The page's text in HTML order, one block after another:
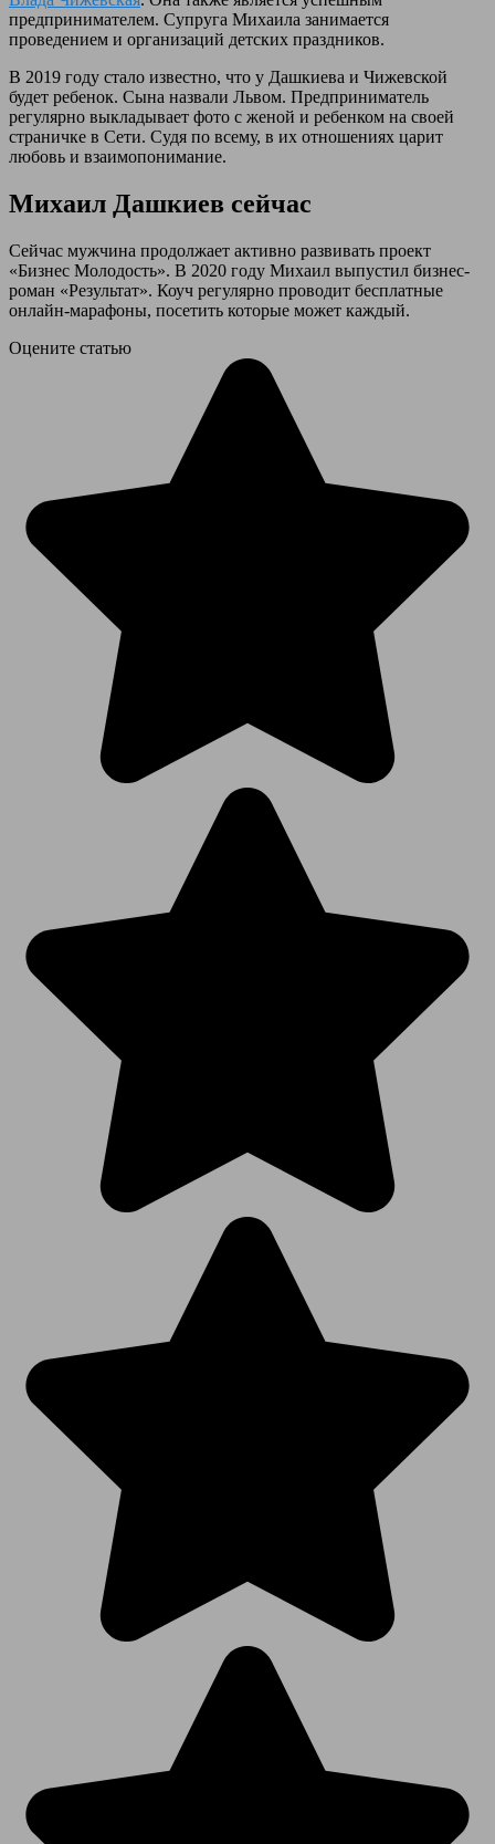
предпринимателем. Супруга Михаила занимается
проведением и организаций детских праздников.
В 2019 году стало известно, что у Дашкиева и Чижевской
будет ребенок. Сына назвали Львом. Предприниматель
регулярно выкладывает фото с женой и ребенком на своей
страничке в Сети. Судя по всему, в их отношениях царит
любовь и взаимопонимание.
Михаил Дашкиев сейчас
Сейчас мужчина продолжает активно развивать проект
«Бизнес Молодость». В 2020 году Михаил выпустил бизнес-
роман «Результат». Коуч регулярно проводит бесплатные
онлайн-марафоны, посетить которые может каждый.
Оцените статью